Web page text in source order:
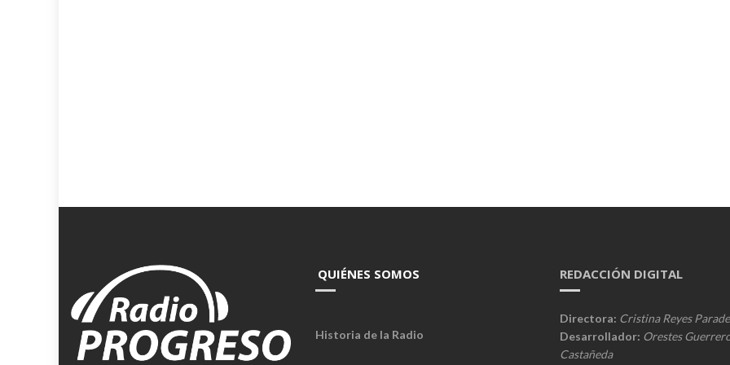
QUIÉNES SOMOS
Historia de la Radio
REDACCIÓN DIGITAL
Directora: Cristina Reyes
Desarrollador: Orestes
Castañeda